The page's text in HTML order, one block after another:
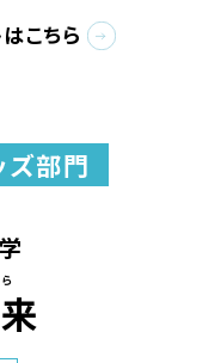
こちら
ズ部門